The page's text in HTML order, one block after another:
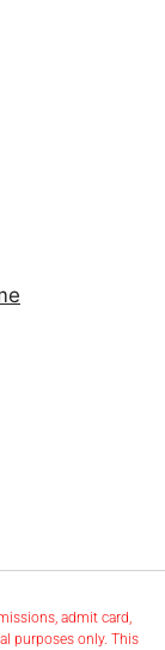
admit card,
purposes only. This